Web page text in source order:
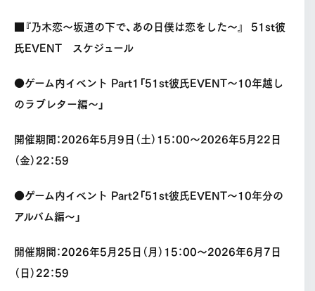
■『乃木恋〜坂道の下で、あの日僕は恋をした〜』 51st彼
氏EVENT スケジュール
●ゲーム内イベント Part1「51st彼氏EVENT〜10年越し
のラブレター編～」
開催期間：2026年5月9日（土）15：00〜2026年5月22日
（金）22：59
●ゲーム内イベント Part2「51st彼氏EVENT〜10年分の
アルバム編〜」
開催期間：2026年5月25日（月）15：00〜2026年6月7日
（日）22：59